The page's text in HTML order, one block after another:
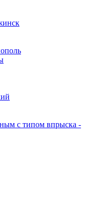
с типом впрыска -